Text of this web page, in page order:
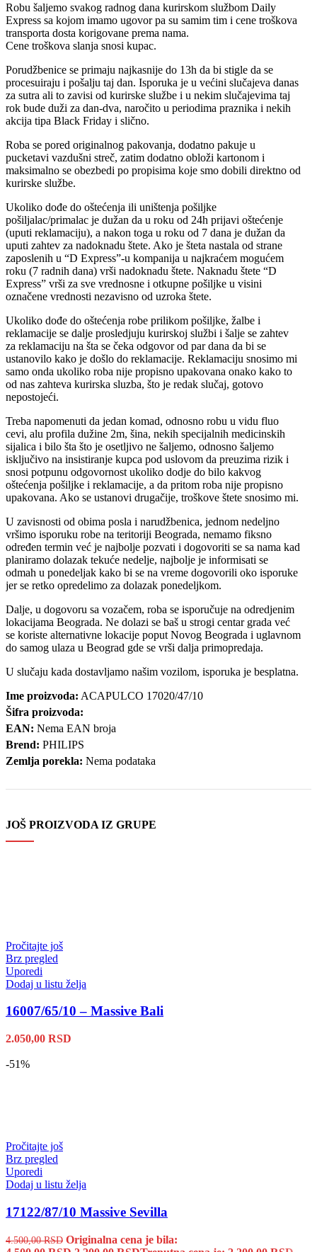
Robu šaljemo svakog radnog dana kurirskom službom Daily
Express sa kojom imamo ugovor pa su samim tim i cene troškova
transporta dosta korigovane prema nama.
Cene troškova slanja snosi kupac.
Porudžbenice se primaju najkasnije do 13h da bi stigle da se
procesuiraju i pošalju taj dan. Isporuka je u većini slučajeva danas
za sutra ali to zavisi od kurirske službe i u nekim slučajevima taj
rok bude duži za dan-dva, naročito u periodima praznika i nekih
akcija tipa Black Friday i slično.
Roba se pored originalnog pakovanja, dodatno pakuje u
pucketavi vazdušni streč, zatim dodatno obloži kartonom i
maksimalno se obezbedi po propisima koje smo dobili direktno od
kurirske službe.
Ukoliko dođe do oštećenja ili uništenja pošiljke
pošiljalac/primalac je dužan da u roku od 24h prijavi oštećenje
(uputi reklamaciju), a nakon toga u roku od 7 dana je dužan da
uputi zahtev za nadoknadu štete. Ako je šteta nastala od strane
zaposlenih u “D Express”-u kompanija u najkraćem mogućem
roku (7 radnih dana) vrši nadoknadu štete. Naknadu štete “D
Express” vrši za sve vrednosne i otkupne pošiljke u visini
označene vrednosti nezavisno od uzroka štete.
Ukoliko dođe do oštećenja robe prilikom pošiljke, žalbe i
reklamacije se dalje prosledjuju kurirskoj službi i šalje se zahtev
za reklamaciju na šta se čeka odgovor od par dana da bi se
ustanovilo kako je došlo do reklamacije. Reklamaciju snosimo mi
samo onda ukoliko roba nije propisno upakovana onako kako to
od nas zahteva kurirska sluzba, što je redak slučaj, gotovo
nepostojeći.
Treba napomenuti da jedan komad, odnosno robu u vidu fluo
cevi, alu profila dužine 2m, šina, nekih specijalnih medicinskih
sijalica i bilo šta što je osetljivo ne šaljemo, odnosno šaljemo
isključivo na insistiranje kupca pod uslovom da preuzima rizik i
snosi potpunu odgovornost ukoliko dodje do bilo kakvog
oštećenja pošiljke i reklamacije, a da pritom roba nije propisno
upakovana. Ako se ustanovi drugačije, troškove štete snosimo mi.
U zavisnosti od obima posla i narudžbenica, jednom nedeljno
vršimo isporuku robe na teritoriji Beograda, nemamo fiksno
određen termin već je najbolje pozvati i dogovoriti se sa nama kad
planiramo dolazak tekuće nedelje, najbolje je informisati se
odmah u ponedeljak kako bi se na vreme dogovorili oko isporuke
jer se retko opredelimo za dolazak ponedeljkom.
Dalje, u dogovoru sa vozačem, roba se isporučuje na odredjenim
lokacijama Beograda. Ne dolazi se baš u strogi centar grada već
se koriste alternativne lokacije poput Novog Beograda i uglavnom
do samog ulaza u Beograd gde se vrši dalja primopredaja.
U slučaju kada dostavljamo našim vozilom, isporuka je besplatna.
Ime proizvoda: ACAPULCO 17020/47/10
Šifra proizvoda:
EAN: Nema EAN broja
Brend: PHILIPS
Zemlja porekla: Nema podataka
JOŠ PROIZVODA IZ GRUPE
Pročitajte još
Brz pregled
Uporedi
Dodaj u listu želja
16007/65/10 – Massive Bali
2.050,00 RSD
-51%
Pročitajte još
Brz pregled
Uporedi
Dodaj u listu želja
17122/87/10 Massive Sevilla
4.500,00RSD Originalna cena je bila: